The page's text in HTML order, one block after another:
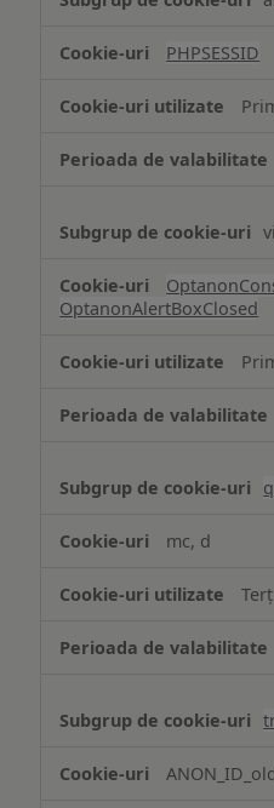
de
Cookie
necesare
PHPSESSID
OptanonAlertBoxClosed
mc, d
Terț